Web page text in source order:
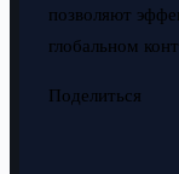
позволяют
глобальном
Поделиться